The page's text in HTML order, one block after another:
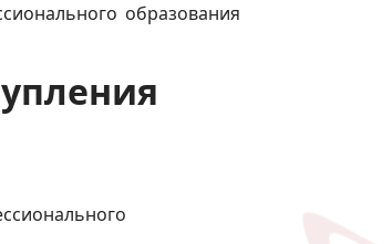
образования